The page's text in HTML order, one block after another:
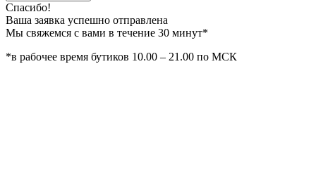
Спасибо!
Ваша заявка успешно отправлена
Мы свяжемся с вами в течение 30 минут*
*в рабочее время бутиков 10.00 – 21.00 по МСК